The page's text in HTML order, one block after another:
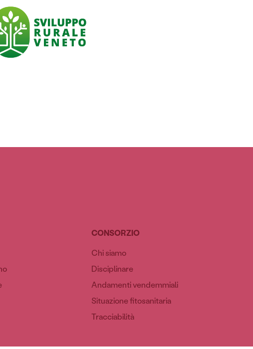
CONSORZIO
Chi siamo
Disciplinare
Andamenti vendemmiali
Situazione fitosanitaria
Tracciabilità